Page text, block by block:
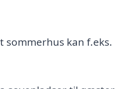
sommerhus kan f.eks.